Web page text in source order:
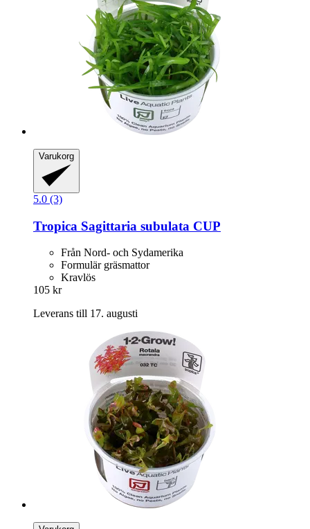
Varukorg
5.0 (3)
Tropica Sagittaria subulata CUP
Från Nord- och Sydamerika
Formulär gräsmattor
Kravlös
105 kr
Leverans till 17. augusti